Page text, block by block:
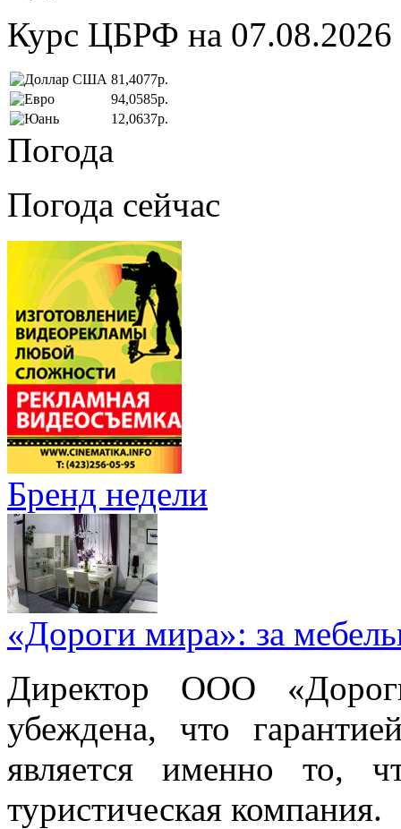
Курс ЦБРФ на 07.08.2026
81,4077р.
94,0585р.
12,0637р.
Погода
Погода сейчас
Бренд недели
«Дороги мира»: за
Директор ООО
убеждена, что
является именно то,
туристическая компания.